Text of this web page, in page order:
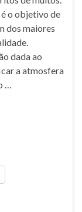
o objetivo de
dos maiores
dada ao
a atmosfera
…